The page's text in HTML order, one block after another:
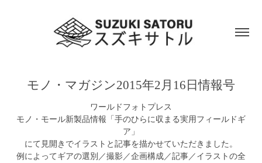
モノ・マガジン2015年2月16日情報号
ワールドフォトプレス
モノ・モール新製品情報「手のひらに収まる実用フィールドギ
ア」
にて見開きでイラストと記事を描かせていただきました。
例によってギアの選別／撮影／企画構成／記事／イラストの全